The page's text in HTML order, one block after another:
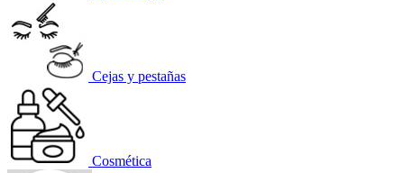
Cejas y pestañas
Cosmética